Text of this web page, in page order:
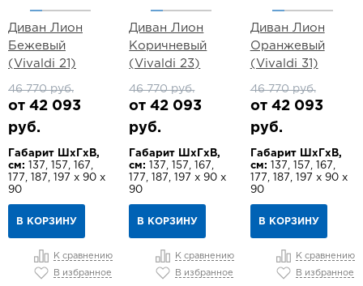
Диван Лион
Бежевый
(Vivaldi 21)
46 770 руб.
от 42 093
руб.
Габарит ШхГхВ,
см: 137, 157, 167,
177, 187, 197 х 90 х
90
В КОРЗИНУ
К сравнению
В избранное
Диван Лион
Коричневый
(Vivaldi 23)
46 770 руб.
от 42 093
руб.
Габарит ШхГхВ,
см:
137, 157, 167,
177, 187, 197 х 90 х
90
В КОРЗИНУ
К сравнению
В избранное
Диван Лион
Оранжевый
(Vivaldi 31)
46 770 руб.
от 42 093
руб.
Габарит ШхГхВ,
см: 137, 157, 167,
177, 187, 197 х 90 х
90
В КОРЗИНУ
К сравнению
В избранное